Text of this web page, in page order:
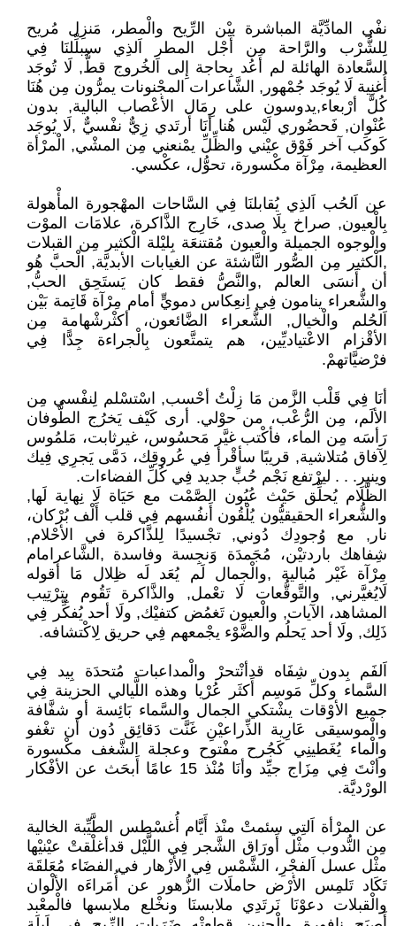
نفْي المادِّيَّة المباشرة بيْن الرِّيح والْمطر، مَنزِل مُريح
لِلشُّرْب والرَّاحة من أَجْل المطر اَلذِي سيبلِّلنَا فِي
السَّعادة الهائلة لم أَعُد بِحاجة إِلى اَلخُروج قطُّ, لَا تُوجَد
أُغنِية لَا يُوجَد جُمْهور, الشَّاعرات المجْنونات يمرُّون مِن هُنَا
كُلَّ أرْبعاء,يدوسون على رِمَال الأعْصاب البالية, بدون
عُنْوان, فَحضُوري لَيْس هُنا أنَا أَرتَدي زِيٌّ نفْسيٌّ ,لَا يُوجَد
كَوكَب آخر فَوْق عيْني والظِّلِّ يمْنعني مِن المشْي, الْمرْأة
العظيمة، مِرْآة مكْسورة، تحوُّل، عكْسي.
عن اَلحُب اَلذِي يُقابلنَا فِي السَّاحات المهْجورة المأْهولة
بِالْعيون, صراخ بِلَا صدى، خَارِج الذَّاكرة، علامَات الموْت
والْوجوه الجميلة والْعيون مُقتنعَة بِليْلة الْكثير مِن القبلات
,الْكثير مِن الصُّور النَّاشئة عن الغيابات الأبديَّة, الْحبَّ هُو
أن أَنسَى العالم ,والنَّصُّ فقط كان يَستَحِق الحبُّ,
والشُّعراء ينامون فِي اِنعِكاس دمويٍّ أمام مِرْآة قَاتِمة بَيْن
اَلحُلم والْخيال, الشُّعراء الضَّائعون، أكثْرشْهامة مِن
الأقْزام الاعْتياديِّين، هم يتمتَّعون بِالْجراءة جِدًّا فِي
فرْضيَّاتهمْ.
أنَا فِي قَلْب الزَّمن مَا زِلْتُ أحْسب, اسْتسْلم لِنفْسي مِن
الألَم، مِن الرُّعْب، من حوْلي. أرى كَيْف يَخرُج الطُّوفان
رَأسَه مِن الماء، فأكْتب غيَّر مَحسُوس، غيرثابت، مَلمُوس
لِآفاق مُتلاشية, قريبًا سأقْرأ فِي عُروقِك، دَمَّى يَجرِي فِيك
وينير. . . ليرْتفع نَجْم حُبٍّ جديد فِي كُلِّ الفضاءات.
الظَّلَام يُحلِّق حَيْث عُيُون الصَّمْت مع حَيَاة لَا نِهاية لَها,
والشُّعراء الحقيقيُّون يُلْقُون أَنفُسهم فِي قلب أَلْف بُرْكان،
نار, مع وُجودِك دُوني, تجْسيدًا لِلذَّاكرة في الأحْلام,
شِفاهك باردتيْن، مُجَمدَة وَنجِسة وفاسدة ,الشَّاعرامام
مِرْآة غَيْر مُبالية ,والْجمال لَم يُعَد لَه ظِلال مَا أقوله
لَايُغيَّرني, والتَّوقُّعات لَا تعْمل, والذَّاكرة تَقُوم بِترْتِيب
المشاهد، الآيات, والْعيون تَغمُض كتفيْك, ولَا أحد يُفكِّر فِي
ذَلِك, ولَا أحد يَحلُم والضَّوْء يجْمعهم فِي حريق لِاكْتشافه.
اَلفَم بِدون شِفَاه قدأنْتحرْ والْمداعبات مُتحدَة بِيد فِي
السَّماء وكلِّ مَوسِم أَكثَر عُرْيا وهذه اللَّيالي الحزينة فِي
جميع الأوْقات يشْتكي الجمال والسَّماء بَائِسة أو شفَّافة
والْموسيقى عَارِية الذِّراعيْنِ غَنَّت دَقائِق دُون أن تغْفو
والْماء يُغَطينِي كَجُرح مفْتوح وعجلة الشَّغف مكْسورة
وأنْتَ فِي مِزَاج جيِّد وأنَا مُنْذ 15 عامًا أَبحَث عن الأفْكار
الورْديَّة.
عن المرْأة اَلتِي سئمتْ منْذ أَيَّام أُغسْطس الطَّيِّبة الخالية
مِن النُّدوب مثْل أَورَاق الشَّجر فِي اللَّيْل قدأغلْقتْ عيْنيْها
مثْل عسل اَلفجْرِ، الشَّمْس فِي الأزْهار في الفضَاء مُعَلقَة
تَكَاد تَلمِس الأرْض حاملَات الزُّهور عن أُمَراءَه الألْوان
والْقبلات دعوْنَا نَرتَدِي ملابسنَا ونخْلع ملابسها فالْمعْبد